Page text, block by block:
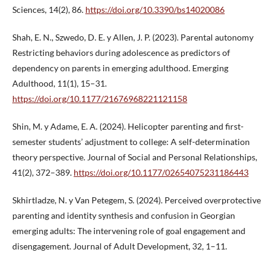
Sciences, 14(2), 86. https://doi.org/10.3390/bs14020086
Shah, E. N., Szwedo, D. E. y Allen, J. P. (2023). Parental autonomy
Restricting behaviors during adolescence as predictors of
dependency on parents in emerging adulthood. Emerging
Adulthood, 11(1), 15–31.
https://doi.org/10.1177/21676968221121158
Shin, M. y Adame, E. A. (2024). Helicopter parenting and first-
semester students’ adjustment to college: A self-determination
theory perspective. Journal of Social and Personal Relationships,
41(2), 372–389. https://doi.org/10.1177/02654075231186443
Skhirtladze, N. y Van Petegem, S. (2024). Perceived overprotective
parenting and identity synthesis and confusion in Georgian
emerging adults: The intervening role of goal engagement and
disengagement. Journal of Adult Development, 32, 1–11.